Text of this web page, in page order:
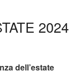
2024
dell’estate